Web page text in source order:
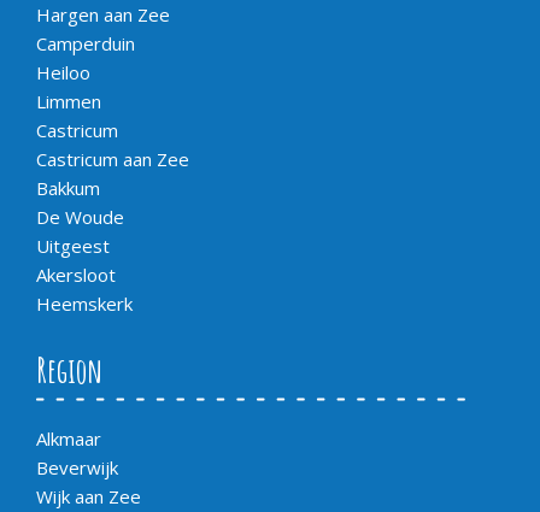
Hargen aan Zee
Camperduin
Heiloo
Limmen
Castricum
Castricum aan Zee
Bakkum
De Woude
Uitgeest
Akersloot
Heemskerk
Region
Alkmaar
Beverwijk
Wijk aan Zee